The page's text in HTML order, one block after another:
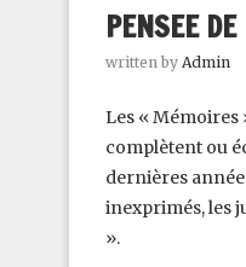
PENSEE
written by Admin
Les «
complètent ou
dernières
inexprimés, les
».